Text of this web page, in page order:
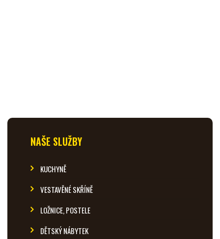
NAŠE SLUŽBY
KUCHYNĚ
VESTAVĚNÉ SKŘÍNĚ
LOŽNICE, POSTELE
DĚTSKÝ NÁBYTEK